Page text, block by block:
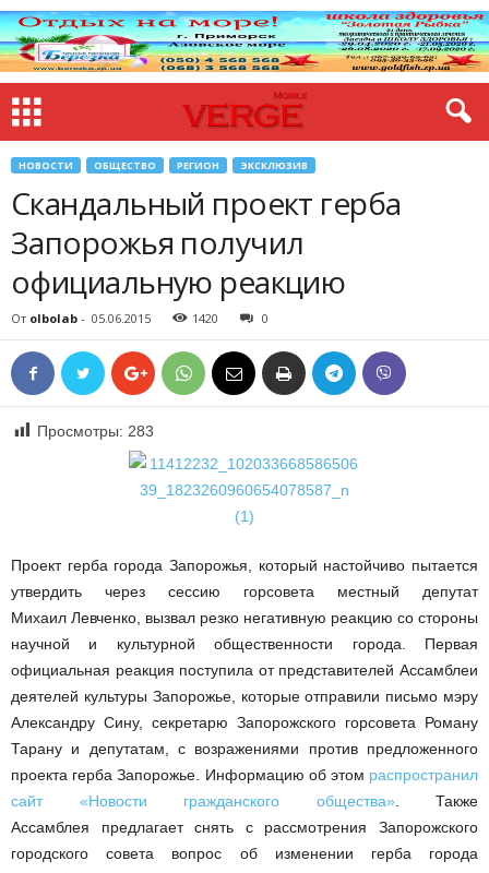
НОВОСТИ ОБЩЕСТВО РЕГИОН ЭКСКЛЮЗИВ
Скандальный проект герба
Запорожья получил
официальную реакцию
От olbolab - 05.06.2015 1420 0
Просмотры: 283
Проект герба города Запорожья, который настойчиво пытается
утвердить через сессию горсовета местный депутат
Михаил Левченко, вызвал резко негативную реакцию со стороны
научной и культурной общественности города. Первая
официальная реакция поступила от представителей Ассамблеи
деятелей культуры Запорожье, которые отправили письмо мэру
Александру Сину, секретарю Запорожского горсовета Роману
Тарану и депутатам, с возражениями против предложенного
проекта герба Запорожье. Информацию об этом распространил
сайт «Новости гражданского общества». Также
Ассамблея предлагает снять с рассмотрения Запорожского
городского совета вопрос об изменении герба города